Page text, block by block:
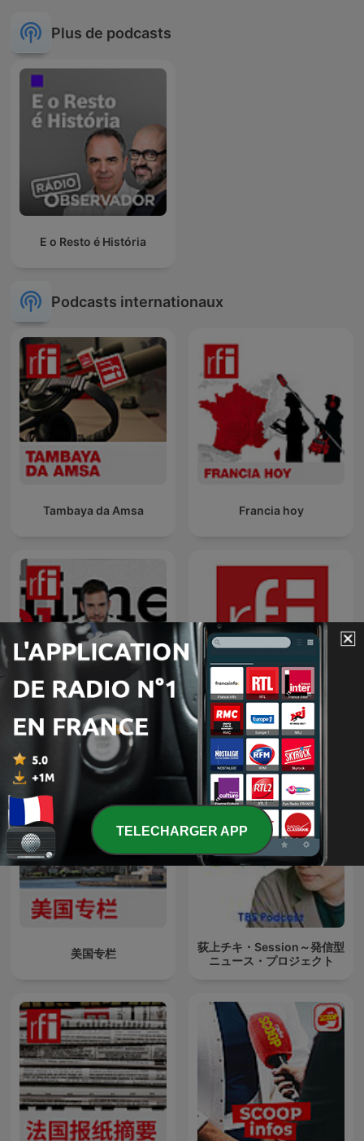
Plus de podcasts
E o Resto é História
Podcasts internationaux
Tambaya da Amsa Francia hoy
En Primera Plana Jurnal RFI
美国专栏
荻上チキ・Session～発信型
ニュース・プロジェクト
TELECHARGER APP